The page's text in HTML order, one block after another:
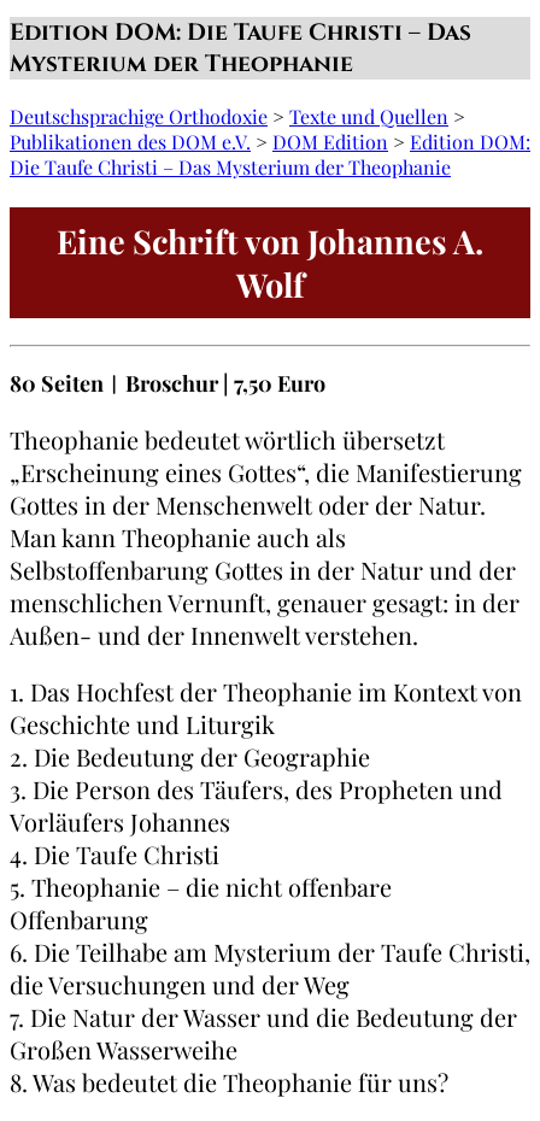
Edition DOM: Die Taufe Christi – Das
Mysterium der Theophanie
Deutschsprachige Orthodoxie > Texte und Quellen >
Publikationen des DOM e.V. > DOM Edition > Edition DOM:
Die Taufe Christi – Das Mysterium der Theophanie
Eine Schrift von Johannes A.
Wolf
80 Seiten︱Broschur| 7,50 Euro
Theophanie bedeutet wörtlich übersetzt
„Erscheinung eines Gottes“, die Manifestierung
Gottes in der Menschenwelt oder der Natur.
Man kann Theophanie auch als
Selbstoffenbarung Gottes in der Natur und der
menschlichen Vernunft, genauer gesagt: in der
Außen- und der Innenwelt verstehen.
1. Das Hochfest der Theophanie im Kontext von
Geschichte und Liturgik
2. Die Bedeutung der Geographie
3. Die Person des Täufers, des Propheten und
Vorläufers Johannes
4. Die Taufe Christi
5. Theophanie – die nicht offenbare
Offenbarung
6. Die Teilhabe am Mysterium der Taufe Christi,
die Versuchungen und der Weg
7. Die Natur der Wasser und die Bedeutung der
Großen Wasserweihe
8. Was bedeutet die Theophanie für uns?